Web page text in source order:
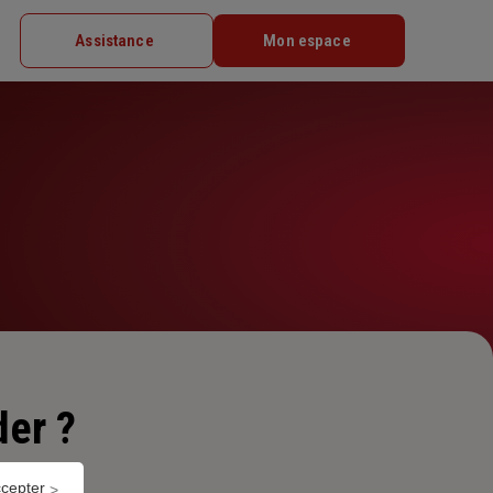
Assistance Mon espace
?